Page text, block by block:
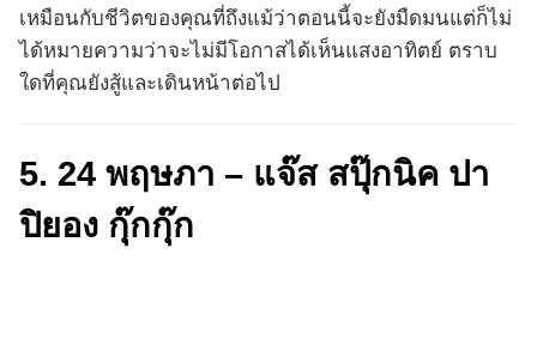
เหมือนกับชีวิตของคุณที่ถึงแม้ว่าตอนนี้จะยังมืดมนแต่ก็ไม่
ได้หมายความว่าจะไม่มีโอกาสได้เห็นแสงอาทิตย์ ตราบ
ใดที่คุณยังสู้และเดินหน้าต่อไป
5. 24 พฤษภา – แจ๊ส สปุ๊กนิค ปา
ปิยอง กุ๊กกุ๊ก